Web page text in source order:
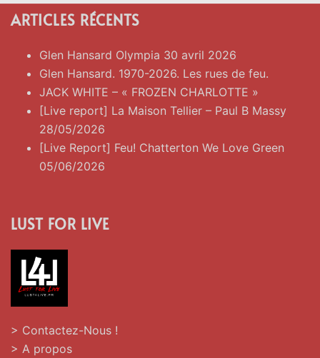
ARTICLES RÉCENTS
Glen Hansard Olympia 30 avril 2026
Glen Hansard. 1970-2026. Les rues de feu.
JACK WHITE – « FROZEN CHARLOTTE »
[Live report] La Maison Tellier – Paul B Massy
28/05/2026
[Live Report] Feu! Chatterton We Love Green
05/06/2026
LUST FOR LIVE
> Contactez-Nous !
> A propos